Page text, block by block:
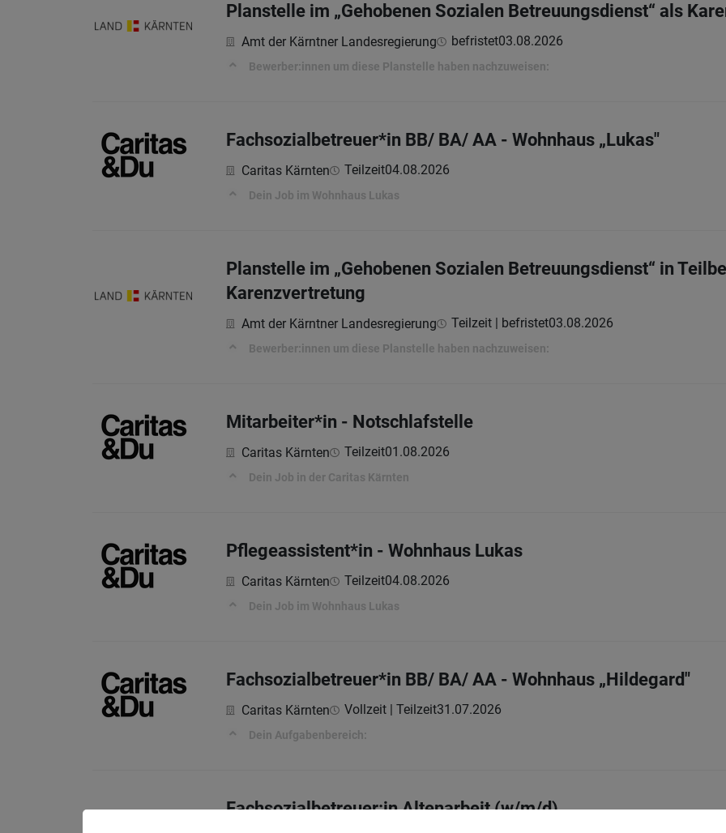
Planstelle im „Gehobenen Sozialen Betreuungsdienst“ als
Amt der Kärntner Landesregierung befristet03.08.2026
Bewerber:innen um diese Planstelle haben nachzuweisen:
Fachsozialbetreuer*in BB/ BA/ AA - Wohnhaus „Lukas"
Caritas Kärnten Teilzeit04.08.2026
Dein Job im Wohnhaus Lukas
Planstelle im „Gehobenen Sozialen Betreuungsdienst“ in
Karenzvertretung
Amt der Kärntner Landesregierung Teilzeit | befristet03.08.2026
Bewerber:innen um diese Planstelle haben nachzuweisen:
Mitarbeiter*in - Notschlafstelle
Caritas Kärnten Teilzeit01.08.2026
Dein Job in der Caritas Kärnten
Pflegeassistent*in - Wohnhaus Lukas
Caritas Kärnten Teilzeit04.08.2026
Dein Job im Wohnhaus Lukas
Fachsozialbetreuer*in BB/ BA/ AA - Wohnhaus „Hildegard"
Caritas Kärnten Vollzeit | Teilzeit31.07.2026
Dein Aufgabenbereich:
Fachsozialbetreuer:in Altenarbeit (w/m/d)